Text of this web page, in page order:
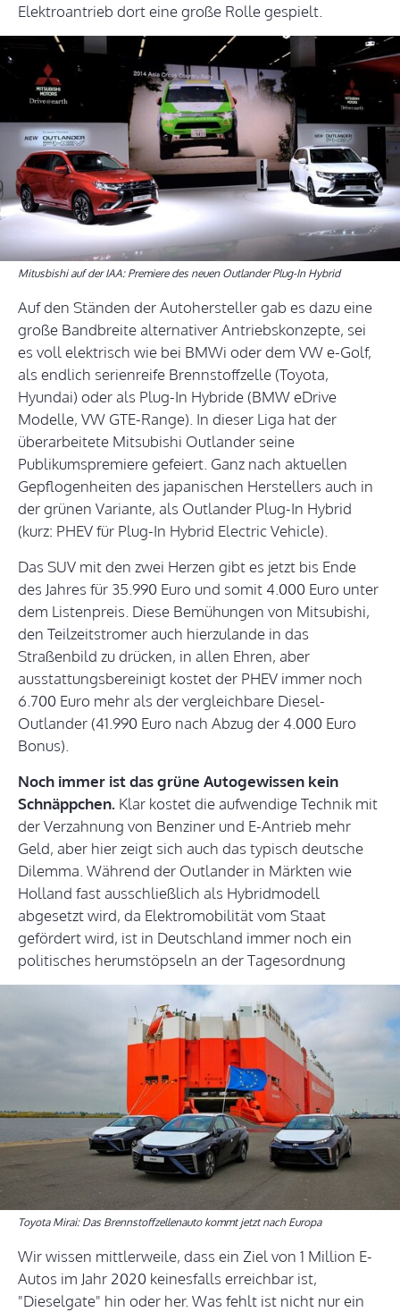
Elektroantrieb dort eine große Rolle gespielt.
Mitusbishi auf der IAA: Premiere des neuen Outlander Plug-In Hybrid
Auf den Ständen der Autohersteller gab es dazu eine
große Bandbreite alternativer Antriebskonzepte, sei
es voll elektrisch wie bei BMWi oder dem VW e-Golf,
als endlich serienreife Brennstoffzelle (Toyota,
Hyundai) oder als Plug-In Hybride (BMW eDrive
Modelle, VW GTE-Range). In dieser Liga hat der
überarbeitete Mitsubishi Outlander seine
Publikumspremiere gefeiert. Ganz nach aktuellen
Gepflogenheiten des japanischen Herstellers auch in
der grünen Variante, als Outlander Plug-In Hybrid
(kurz: PHEV für Plug-In Hybrid Electric Vehicle).
Das SUV mit den zwei Herzen gibt es jetzt bis Ende
des Jahres für 35.990 Euro und somit 4.000 Euro unter
dem Listenpreis. Diese Bemühungen von Mitsubishi,
den Teilzeitstromer auch hierzulande in das
Straßenbild zu drücken, in allen Ehren, aber
ausstattungsbereinigt kostet der PHEV immer noch
6.700 Euro mehr als der vergleichbare Diesel-
Outlander (41.990 Euro nach Abzug der 4.000 Euro
Bonus).
Noch immer ist das grüne Autogewissen kein
Schnäppchen. Klar kostet die aufwendige Technik mit
der Verzahnung von Benziner und E-Antrieb mehr
Geld, aber hier zeigt sich auch das typisch deutsche
Dilemma. Während der Outlander in Märkten wie
Holland fast ausschließlich als Hybridmodell
abgesetzt wird, da Elektromobilität vom Staat
gefördert wird, ist in Deutschland immer noch ein
politisches herumstöpseln an der Tagesordnung
Toyota Mirai: Das Brennstoffzellenauto kommt jetzt nach Europa
Wir wissen mittlerweile, dass ein Ziel von 1 Million E-
Autos im Jahr 2020 keinesfalls erreichbar ist,
"Dieselgate" hin oder her. Was fehlt ist nicht nur ein